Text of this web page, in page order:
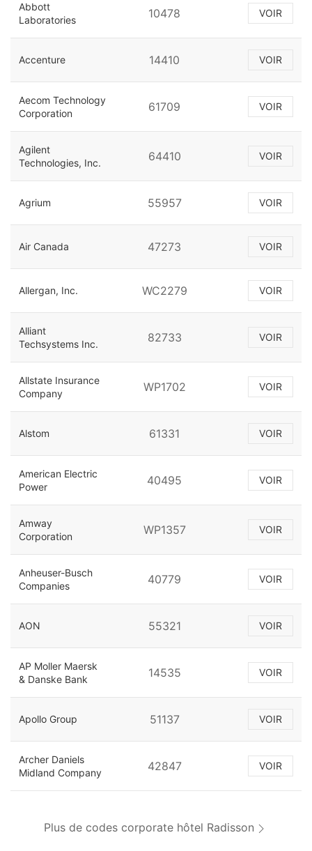
Abbott
Laboratories
10478 VOIR
Accenture 14410 VOIR
Aecom Technology
Corporation
61709 VOIR
Agilent
Technologies, Inc.
64410 VOIR
Agrium 55957 VOIR
Air Canada 47273 VOIR
Allergan, Inc. WC2279 VOIR
Alliant
Techsystems Inc.
82733 VOIR
Allstate Insurance
Company
WP1702 VOIR
Alstom 61331 VOIR
American Electric
Power
40495 VOIR
Amway
Corporation
WP1357 VOIR
Anheuser-Busch
Companies
40779 VOIR
AON 55321 VOIR
AP Moller Maersk
& Danske Bank
14535 VOIR
Apollo Group 51137 VOIR
Archer Daniels
Midland Company
42847 VOIR
Plus de codes corporate hôtel Radisson